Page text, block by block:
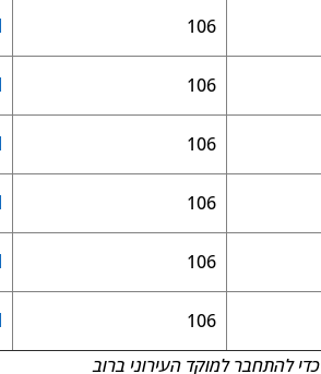
106
106
106
106
106
106
כדי להתחבר למוקד העירוני ברוב